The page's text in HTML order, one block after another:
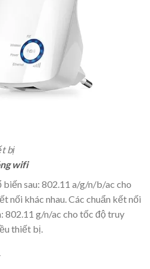
bị
wifi
biến sau: 802.11 a/g/n/b/ac cho
nối khác nhau. Các chuẩn kết nối
802.11 g/n/ac cho tốc độ truy
thiết bị.